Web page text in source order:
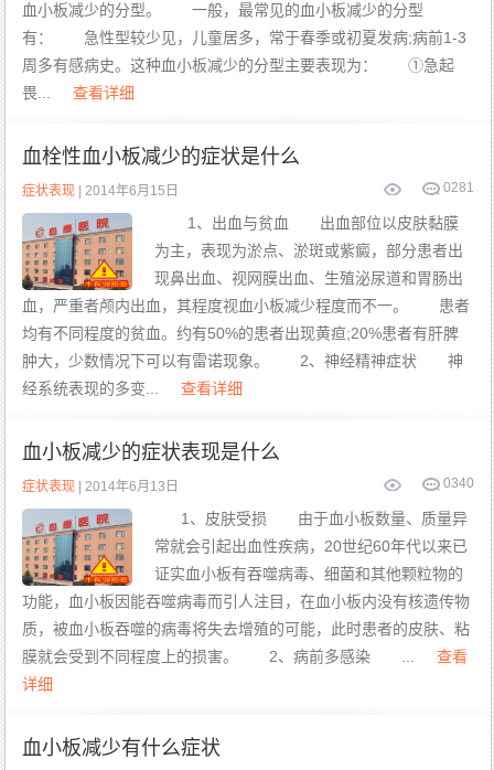
血小板减少的分型。 一般，最常见的血小板减少的分型
有： 急性型较少见，儿童居多，常于春季或初夏发病;病前1-3
周多有感病史。这种血小板减少的分型主要表现为： ①急起
畏...
查看详细
血栓性血小板减少的症状是什么
281
0
症状表现 | 2014年6月15日
1、出血与贫血 出血部位以皮肤黏膜
为主，表现为淤点、淤斑或紫癜，部分患者出
现鼻出血、视网膜出血、生殖泌尿道和胃肠出
血，严重者颅内出血，其程度视血小板减少程度而不一。 患者
均有不同程度的贫血。约有50%的患者出现黄疸;20%患者有肝脾
肿大，少数情况下可以有雷诺现象。 2、神经精神症状 神
经系统表现的多变...
查看详细
血小板减少的症状表现是什么
340
0
症状表现 | 2014年6月13日
1、皮肤受损 由于血小板数量、质量异
常就会引起出血性疾病，20世纪60年代以来已
证实血小板有吞噬病毒、细菌和其他颗粒物的
功能，血小板因能吞噬病毒而引人注目，在血小板内没有核遗传物
质，被血小板吞噬的病毒将失去增殖的可能，此时患者的皮肤、粘
膜就会受到不同程度上的损害。 2、病前多感染 ...
查看
详细
血小板减少有什么症状